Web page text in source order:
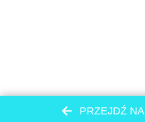
PRZEJDŹ NA